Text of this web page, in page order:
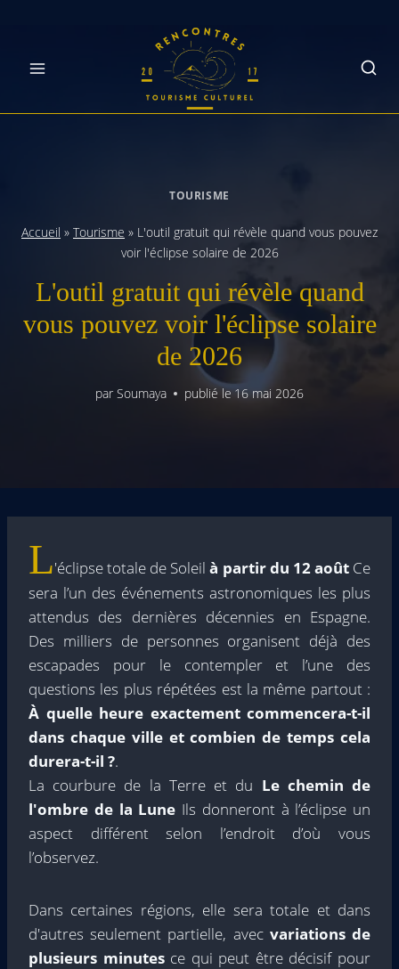
TOURISME
Accueil » Tourisme » L'outil gratuit qui révèle quand vous pouvez
voir l'éclipse solaire de 2026
L'outil gratuit qui révèle quand
vous pouvez voir l'éclipse solaire
de 2026
par Soumaya publié le16 mai 2026
L'éclipse totale de Soleilà partir du 12 aoûtCe
sera l’un des événements astronomiques les plus
attendus des dernières décennies en Espagne.
Des milliers de personnes organisent déjà des
escapades pour le contempler et l’une des
questions les plus répétées est la même partout :
À quelle heure exactement commencera-t-il
dans chaque ville et combien de temps cela
durera-t-il ?.
La courbure de la Terre et du Le chemin de
l'ombre de la Lune Ils donneront à l’éclipse un
aspect différent selon l’endroit d’où vous
l’observez.
Dans certaines régions, elle sera totale et dans
d'autres seulement partielle, avec variations de
plusieurs minutesce qui peut être décisif pour